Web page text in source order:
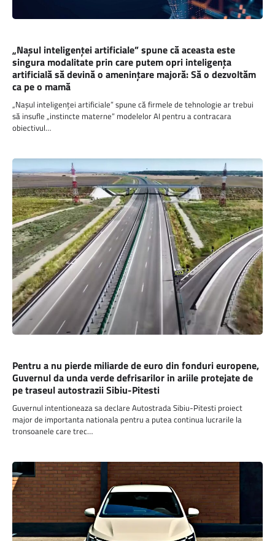
„Nașul inteligenței artificiale” spune că aceasta este
singura modalitate prin care putem opri inteligența
artificială să devină o amenințare majoră: Să o dezvoltăm
ca pe o mamă
„Nașul inteligenței artificiale” spune că firmele de tehnologie ar trebui
să insufle „instincte materne” modelelor AI pentru a contracara
obiectivul…
Pentru a nu pierde miliarde de euro din fonduri europene,
Guvernul da unda verde defrisarilor in ariile protejate de
pe traseul autostrazii Sibiu-Pitesti
Guvernul intentioneaza sa declare Autostrada Sibiu-Pitesti proiect
major de importanta nationala pentru a putea continua lucrarile la
tronsoanele care trec…